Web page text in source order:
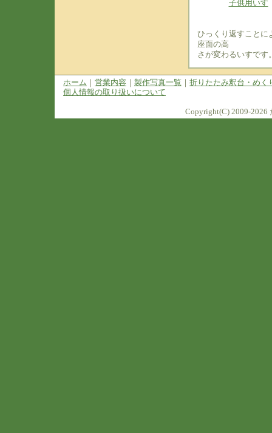
子供用いす
ひっくり返すことに
座面の高
さが変わるいすです
ホーム ｜ 営業内容 ｜ 製作写真一覧 ｜ 折りたたみ釈台・めく
個人情報の取り扱いについて
Copyright(C) 2009-